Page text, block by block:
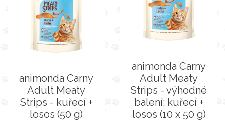
animonda Carny
Adult Meaty
Strips - kuřecí +
losos (50 g)
animonda Carny
Adult Meaty
Strips - výhodné
balení: kuřecí +
losos (10 x 50 g)